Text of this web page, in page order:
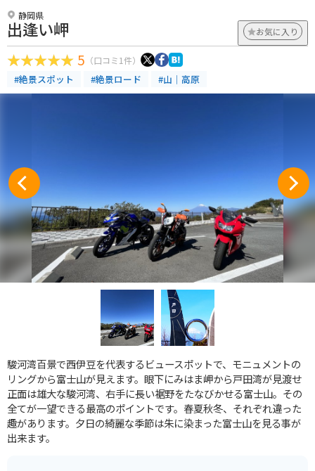
静岡県
出逢い岬 お気に入り
5 （口コミ1件）
#絶景スポット #絶景ロード #山｜高原
駿河湾百景で西伊豆を代表するビュースポットで、モニュメントの
リングから富士山が見えます。眼下にみはま岬から戸田湾が見渡せ
正面は雄大な駿河湾、右手に長い裾野をたなびかせる富士山。その
全てが一望できる最高のポイントです。春夏秋冬、それぞれ違った
趣があります。夕日の綺麗な季節は朱に染まった富士山を見る事が
出来ます。